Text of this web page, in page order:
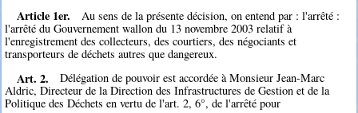
Article 1er.
Au sens de la présente décision, on entend par : l'arrêté :
l'arrêté du Gouvernement wallon du 13 novembre 2003 relatif à
l'enregistrement des collecteurs, des courtiers, des négociants et
transporteurs de déchets autres que dangereux.
Art. 2.
Délégation de pouvoir est accordée à Monsieur Jean-Marc
Aldric, Directeur de la Direction des Infrastructures de Gestion et de la
Politique des Déchets en vertu de l'art. 2, 6°, de l'arrêté pour